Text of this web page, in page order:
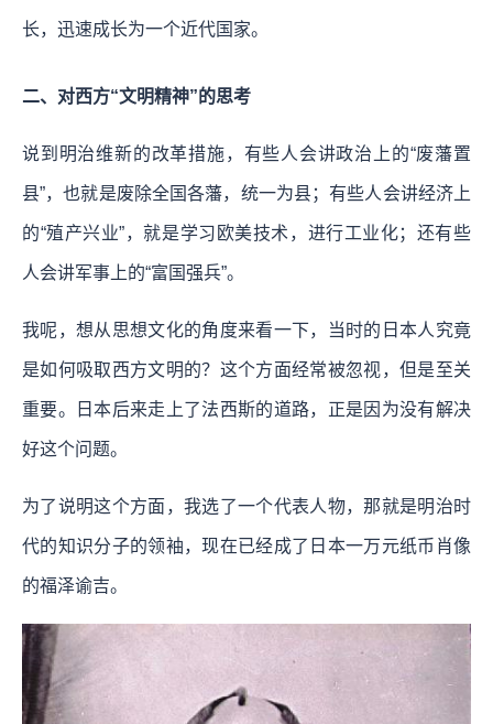
长，迅速成长为一个近代国家。
二、对西方“文明精神”的思考
说到明治维新的改革措施，有些人会讲政治上的“废藩置
县”，也就是废除全国各藩，统一为县；有些人会讲经济上
的“殖产兴业”，就是学习欧美技术，进行工业化；还有些
人会讲军事上的“富国强兵”。
我呢，想从思想文化的角度来看一下，当时的日本人究竟
是如何吸取西方文明的？这个方面经常被忽视，但是至关
重要。日本后来走上了法西斯的道路，正是因为没有解决
好这个问题。
为了说明这个方面，我选了一个代表人物，那就是明治时
代的知识分子的领袖，现在已经成了日本一万元纸币肖像
的福泽谕吉。